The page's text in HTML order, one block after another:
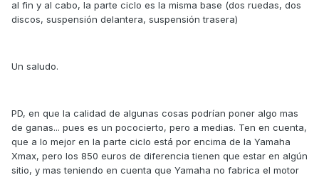
al fin y al cabo, la parte ciclo es la misma base (dos ruedas, dos
discos, suspensión delantera, suspensión trasera)
Un saludo.
PD, en que la calidad de algunas cosas podrían poner algo mas
de ganas... pues es un pococierto, pero a medias. Ten en cuenta,
que a lo mejor en la parte ciclo está por encima de la Yamaha
Xmax, pero los 850 euros de diferencia tienen que estar en algún
sitio, y mas teniendo en cuenta que Yamaha no fabrica el motor